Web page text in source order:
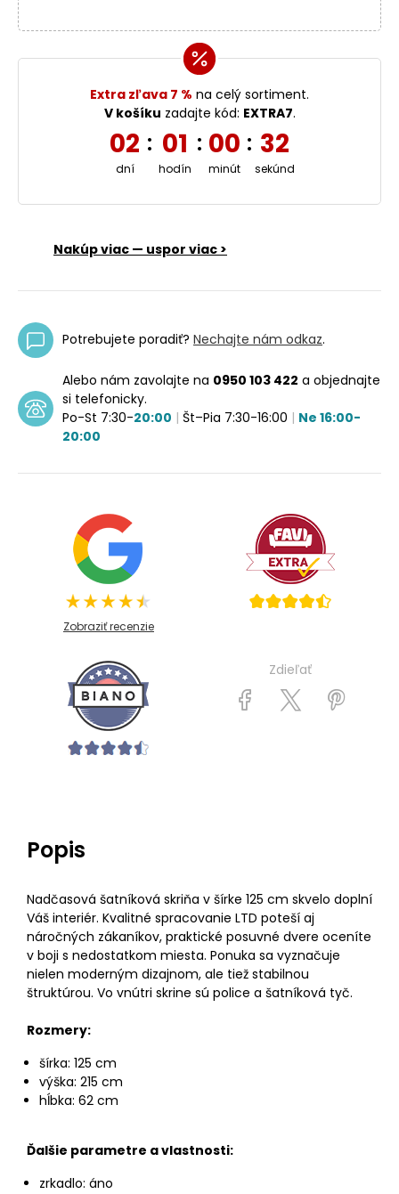
Extra zľava 7 % na celý sortiment.
V košíku zadajte kód: EXTRA7.
02
dní
: 01
hodín
: 00
minút
: 32
sekúnd
Nakúp viac — uspor viac >
Potrebujete poradiť? Nechajte nám odkaz.
Alebo nám zavolajte na 0950 103 422 a objednajte
si telefonicky.
Po-St 7:30-20:00 | Št–Pia 7:30-16:00 | Ne 16:00-
20:00
Zobraziť recenzie
Zdieľať
Popis
Nadčasová šatníková skriňa v šírke 125 cm skvelo doplní
Váš interiér. Kvalitné spracovanie LTD poteší aj
náročných zákaníkov, praktické posuvné dvere oceníte
v boji s nedostatkom miesta. Ponuka sa vyznačuje
nielen moderným dizajnom, ale tiež stabilnou
štruktúrou. Vo vnútri skrine sú police a šatníková tyč.
Rozmery:
šírka: 125 cm
výška: 215 cm
hĺbka: 62 cm
Ďalšie parametre a vlastnosti:
zrkadlo: áno